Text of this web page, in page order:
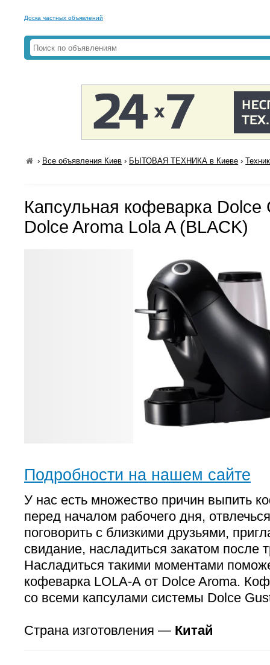
Доска частных объявлений
› Все объявления Киев › БЫТОВАЯ ТЕХНИКА в Киеве ›
Капсульная кофеварка Dolce
Dolce Aroma Lola A (BLACK)
Подробности на нашем сайте
У нас есть множество причин выпить
перед началом рабочего дня,
поговорить с близкими друзьями,
свидание, насладиться закатом после
Насладиться такими моментами
кофеварка LOLA-A от Dolce Aroma.
со всеми капсулами системы Dolce
Страна изготовления — Китай